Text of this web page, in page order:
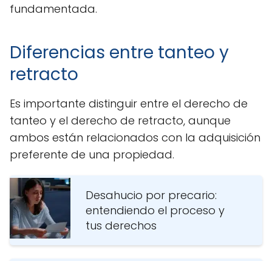
fundamentada.
Diferencias entre tanteo y
retracto
Es importante distinguir entre el derecho de
tanteo y el derecho de retracto, aunque
ambos están relacionados con la adquisición
preferente de una propiedad.
Desahucio por precario:
entendiendo el proceso y
tus derechos